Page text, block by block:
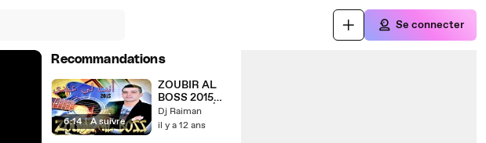
Se connecter
Recommandations
6:14 | À suivre
ZOUBIR AL
BOSS 2015
أنت لي عندي
MIX BY DJ
Dj Raiman
il y a 12 ans